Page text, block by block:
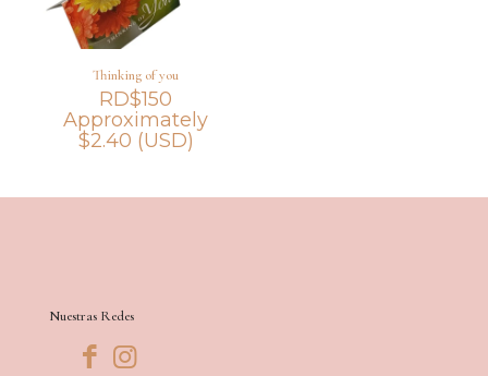
Thinking of you
RD$150
Approximately
$2.40 (USD)
Nuestras Redes